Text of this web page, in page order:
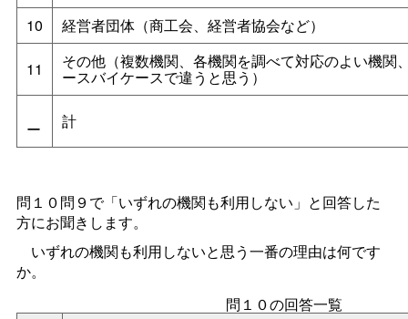
10
経営者団体（商工会、経営者協会など）
11 その他（複数機関、各機関を調べて対応のよい機関
ースバイケースで違うと思う）
ー 計
問１０問９で「いずれの機関も利用しない」と回答した
方にお聞きします。
いずれの機関も利用しないと思う一番の理由は何です
か。
問１０の回答一覧